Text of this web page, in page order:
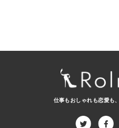
仕事もおしゃれも恋愛も、